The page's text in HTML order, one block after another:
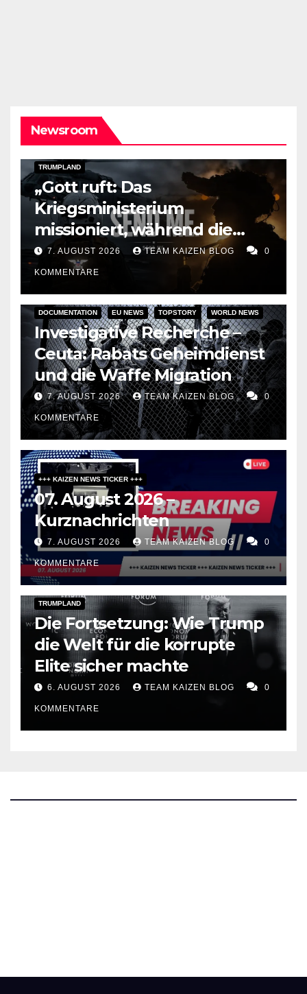
Newsroom
DARK AMERICA KAIZEN FLASHPOINT TOPSTORY
TRUMPLAND
„Gott ruft: Das
Kriegsministerium
missioniert, während die
Raketen ausgehen“
7. AUGUST 2026 TEAM KAIZEN BLOG 0
KOMMENTARE
DOCUMENTATION EU NEWS TOPSTORY WORLD NEWS
Investigative Recherche –
Ceuta: Rabats Geheimdienst
und die Waffe Migration
7. AUGUST 2026 TEAM KAIZEN BLOG 0
KOMMENTARE
+++ KAIZEN NEWS TICKER +++
07. August 2026 –
Kurznachrichten
7. AUGUST 2026 TEAM KAIZEN BLOG 0
KOMMENTARE
DARK AMERICA
TRUMPLAND
Die Fortsetzung: Wie Trump
die Welt für die korrupte
Elite sicher machte
6. AUGUST 2026 TEAM KAIZEN BLOG 0
KOMMENTARE